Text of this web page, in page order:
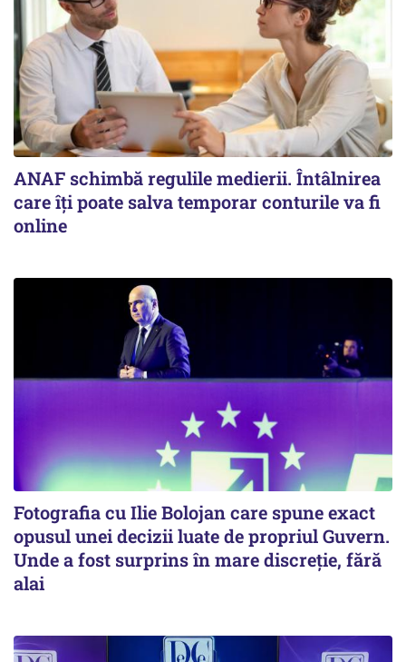
ANAF schimbă regulile medierii. Întâlnirea
care îți poate salva temporar conturile va fi
online
Fotografia cu Ilie Bolojan care spune exact
opusul unei decizii luate de propriul Guvern.
Unde a fost surprins în mare discreție, fără
alai